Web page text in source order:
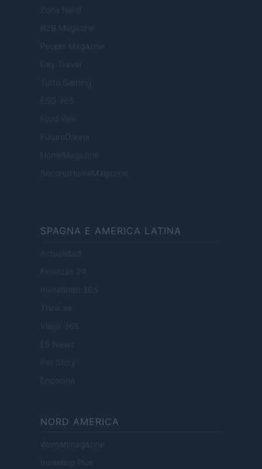
Zona Nerd
B2B Magazine
People Magazine
Day Travel
Tutto Gaming
ESG 365
Food Wiki
FuturoDonna
HomeMagazine
SecondHomeMagazine
SPAGNA E AMERICA LATINA
Actualidad
Finanzas 24
Investindo 365
Think.es
Viajar 365
ES Newz
Pet Story
Encocina
NORD AMERICA
Womanmagazine
Investing Plus